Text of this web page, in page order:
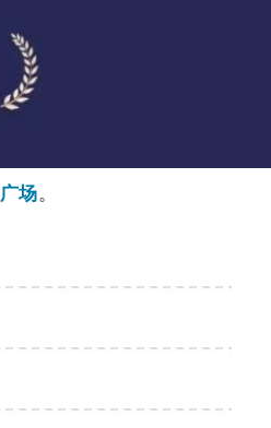
广场。